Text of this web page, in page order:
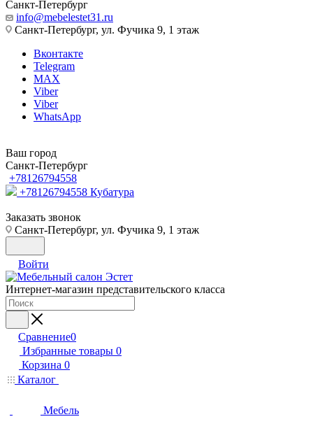
Санкт-Петербург
info@mebelestet31.ru
Санкт-Петербург, ул. Фучика 9, 1 этаж
Вконтакте
Telegram
MAX
Viber
Viber
WhatsApp
Ваш город
Санкт-Петербург
+78126794558
+78126794558 Кубатура
Заказать звонок
Санкт-Петербург, ул. Фучика 9, 1 этаж
Войти
Интернет-магазин представительского класса
Сравнение0
Избранные товары 0
Корзина 0
Каталог
Мебель